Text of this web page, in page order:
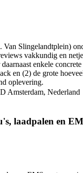
Slingelandtplein)
vakkundig en
enkele
en (2) de grote
oplevering.
Amsterdam, Nederland
laadpalen en